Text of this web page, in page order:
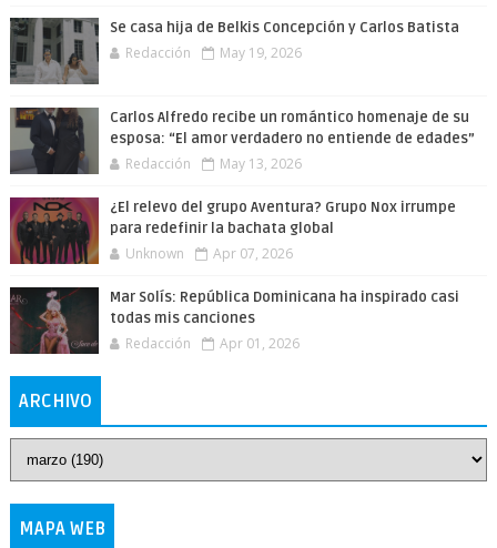
Se casa hija de Belkis Concepción y Carlos Batista
Redacción May 19, 2026
Carlos Alfredo recibe un romántico homenaje de su
esposa: “El amor verdadero no entiende de edades”
Redacción May 13, 2026
¿El relevo del grupo Aventura? Grupo Nox irrumpe
para redefinir la bachata global
Unknown Apr 07, 2026
Mar Solís: República Dominicana ha inspirado casi
todas mis canciones
Redacción Apr 01, 2026
ARCHIVO
MAPA WEB